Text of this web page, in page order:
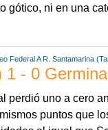
gótico, ni en una
Federal A R. Santamarina
1 - 0
perdió uno a cero
puntos que